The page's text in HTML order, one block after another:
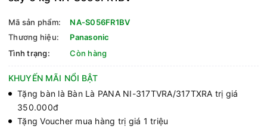
Mã sản phẩm:
NA-S056FR1BV
Thương hiệu:
Panasonic
Tình trạng:
Còn hàng
KHUYẾN MÃI NỔI BẬT
Tặng bàn là Bàn Là PANA NI-317TVRA/317TXRA trị giá
350.000đ
Tặng Voucher mua hàng trị giá 1 triệu